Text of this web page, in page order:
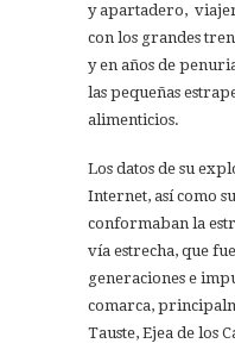
y apartadero,
con los grandes
y en años de
las pequeñas
alimenticios.
Los datos de su
Internet, así como
conformaban la
vía estrecha, que
generaciones e
comarca,
Tauste, Ejea de los